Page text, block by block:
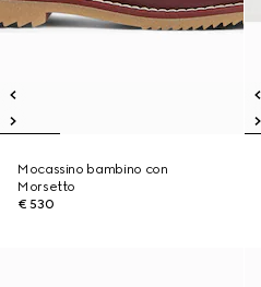
Mocassino bambino con
Morsetto
€ 530